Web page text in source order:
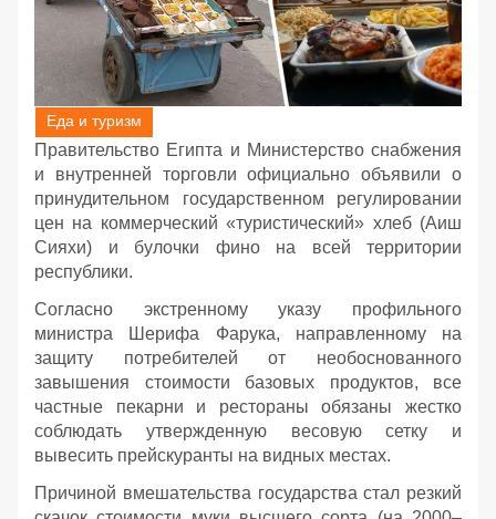
Еда и туризм
Правительство Египта и Министерство снабжения
и внутренней торговли официально объявили о
принудительном государственном регулировании
цен на коммерческий «туристический» хлеб (Аиш
Сияхи) и булочки фино на всей территории
республики.
Согласно экстренному указу профильного
министра Шерифа Фарука, направленному на
защиту потребителей от необоснованного
завышения стоимости базовых продуктов, все
частные пекарни и рестораны обязаны жестко
соблюдать утвержденную весовую сетку и
вывесить прейскуранты на видных местах.
Причиной вмешательства государства стал резкий